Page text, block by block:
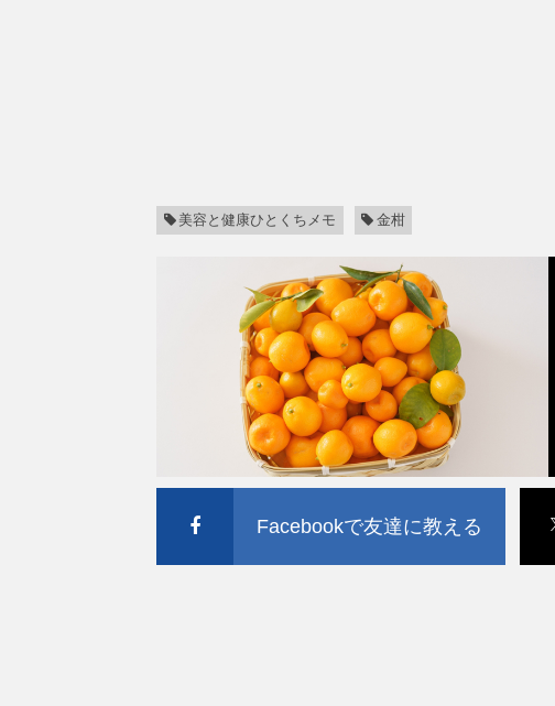
美容と健康ひとくちメモ 金柑
Facebookで友達に教える